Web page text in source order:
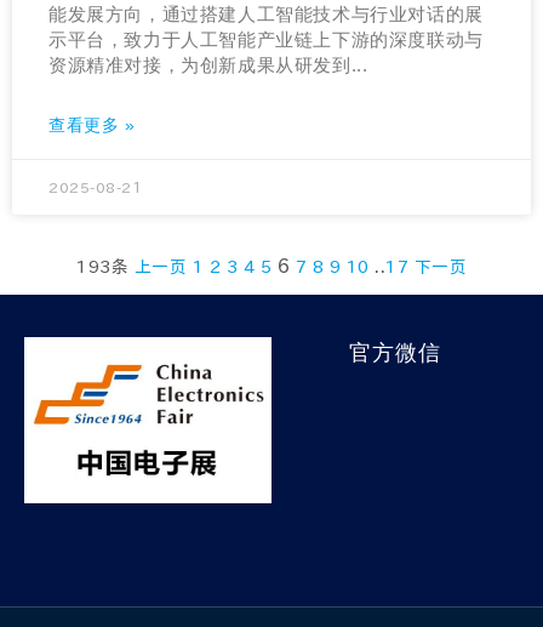
能发展方向，通过搭建人工智能技术与行业对话的展
示平台，致力于人工智能产业链上下游的深度联动与
资源精准对接，为创新成果从研发到...
查看更多 »
2025-08-21
193条 上一页 1 2 3 4 5 6 7 8 9 10 17 下一页
官方微信